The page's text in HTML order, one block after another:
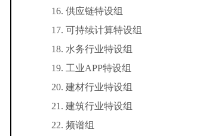
16.供应链特设组
17.可持续计算特设组
18. 水务行业特设组
19. 工业APP特设组
20.建材行业特设组
21.建筑行业特设组
22.频谱组